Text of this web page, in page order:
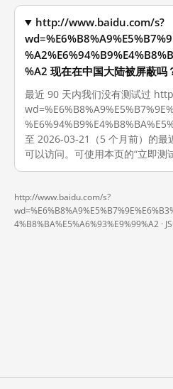
http://www.baidu.com/s?
%A2 现在在中国大陆被屏蔽吗
最近 90 天内我们没有测试过
至 2026-03-21（5 个月前）的最
可以访问。可使用本页的“立即测
http://www.baidu.com/s?
4%B8%BA%E5%A6%93%E9%99%A2 ·